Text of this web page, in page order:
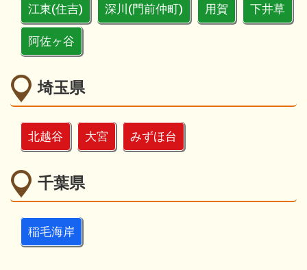
江東(住吉) 深川(門前仲町) 用賀 下井草
阿佐ヶ谷
埼玉県
北越谷 大宮 みずほ台
千葉県
稲毛海岸